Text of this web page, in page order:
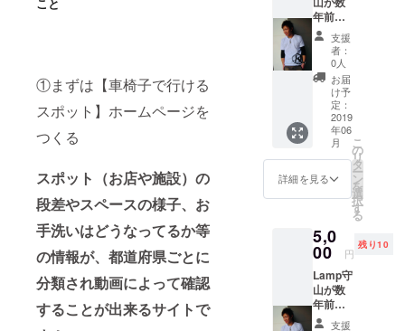
①まずは【車椅子で行ける
スポット】ホームページを
つくる
スポット（お店や施設）の
段差やスペースの様子、お
手洗いはどうなってるか等
の情報が、都道府県ごとに
分類され動画によって確認
することが出来るサイトで
影した
動画は
ホーム
ページ
にて掲
載可能
です。
プロ
ジェク
ト終了
後、8桁
の数字
を10通
セージ
をメー
ルにて
お送り
致しま
す。 1
通りを
年前に
作っ
た“Day
s Tシャ
ツ” 表裏
にプリ
ントあ
り。現
在どこ
にも流
通して
おりま
せん。
【サイ
丈67cm
肩幅
42cm
身幅
50cm
袖丈
19cm
支援
者：
0人
お届
け予
定：
2019
年06
月
詳細を見る
こ
の
リ
タ
ー
ン
を
選
択
す
る
5,0
00 円
残り10
Lamp守
山が数
年前に
作っ支援